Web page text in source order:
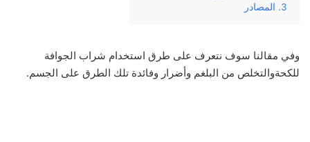
المصادر
وفي مقالنا سوف نتعرف على طرق استخدام شراب الجوافة
للكحةوالتخلص من البلغم وأضرار وفائدة تلك الطرق على الجسم.